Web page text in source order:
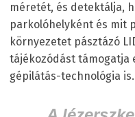
méretét, és detektálja,
parkolóhelyként és mit
környezetet pásztázó
tájékozódást támogatja
gépilátás-technológia is.